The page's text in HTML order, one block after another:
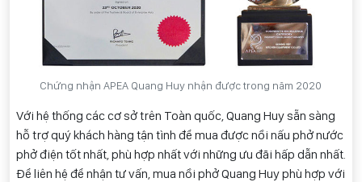
Chứng nhận APEA Quang Huy nhận được trong năm 2020
Với hệ thống các cơ sở trên Toàn quốc, Quang Huy sẵn sàng
hỗ trợ quý khách hàng tận tình để mua được nồi nấu phở nước
phở điện tốt nhất, phù hợp nhất với những ưu đãi hấp dẫn nhất.
Để liên hệ để nhận tư vấn, mua nồi phở Quang Huy phù hợp với